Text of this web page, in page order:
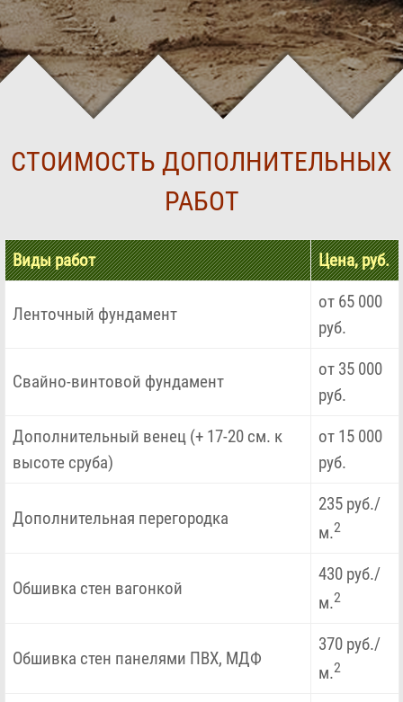
СТОИМОСТЬ ДОПОЛНИТЕЛЬНЫХ
РАБОТ
Виды работ Цена, руб.
Ленточный фундамент
от 65 000
руб.
Свайно-винтовой фундамент
от 35 000
руб.
Дополнительный венец (+ 17-20 см. к
высоте сруба)
от 15 000
руб.
Дополнительная перегородка
235 руб./
м.2
Обшивка стен вагонкой
430 руб./
м.2
Обшивка стен панелями ПВХ, МДФ
370 руб./
м.2